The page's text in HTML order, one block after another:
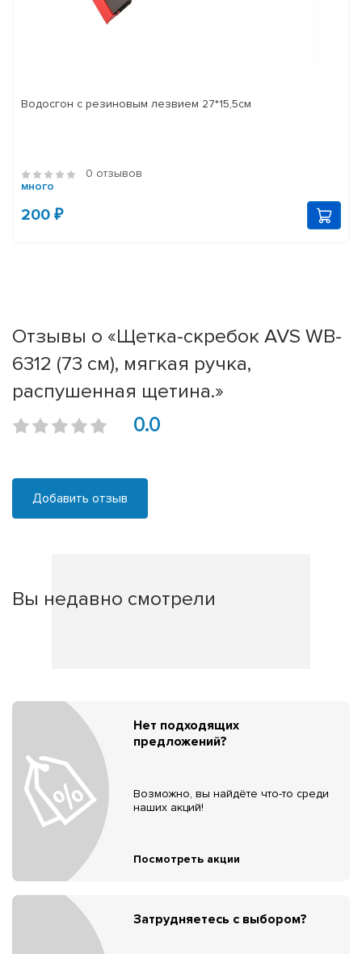
Водосгон с резиновым лезвием 27*15,5см
0 отзывов
много
200 ₽
Отзывы о «Щетка-скребок AVS WB-
6312 (73 cм), мягкая ручка,
распушенная щетина.»
0.0
Добавить отзыв
Вы недавно смотрели
Нет подходящих
предложений?
Возможно, вы найдёте что-то среди
наших акций!
Посмотреть акции
Затрудняетесь с выбором?